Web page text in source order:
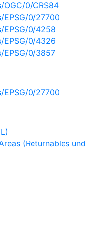
0/CRS84
0/27700
0/4258
0/4326
0/3857
0/27700
(Returnables und